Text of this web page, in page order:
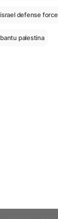
israel defense force
bantu palestina